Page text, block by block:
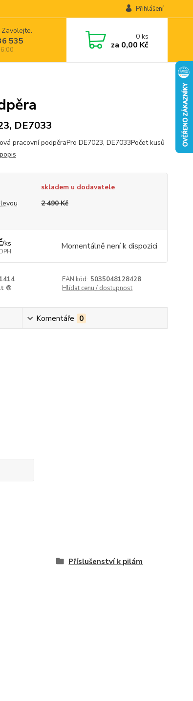
Přihlášení
535 0ks
za 0,00 Kč
DE7033
pracovní podpěraPro DE7023, DE7033Počet kusů
skladem u dodavatele
2 490 Kč
/ks Momentálně není k dispozici
1414 EAN kód: 5035048128428
® Hlídat cenu / dostupnost
Komentáře 0
Příslušenství k pilám